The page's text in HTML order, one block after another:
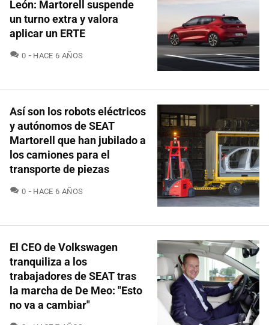
León: Martorell suspende
un turno extra y valora
aplicar un ERTE
0 COMENTARIOS
HACE 6 AÑOS
Así son los robots eléctricos
y autónomos de SEAT
Martorell que han jubilado a
los camiones para el
transporte de piezas
0 COMENTARIOS
HACE 6 AÑOS
El CEO de Volkswagen
tranquiliza a los
trabajadores de SEAT tras
la marcha de De Meo: "Esto
no va a cambiar"